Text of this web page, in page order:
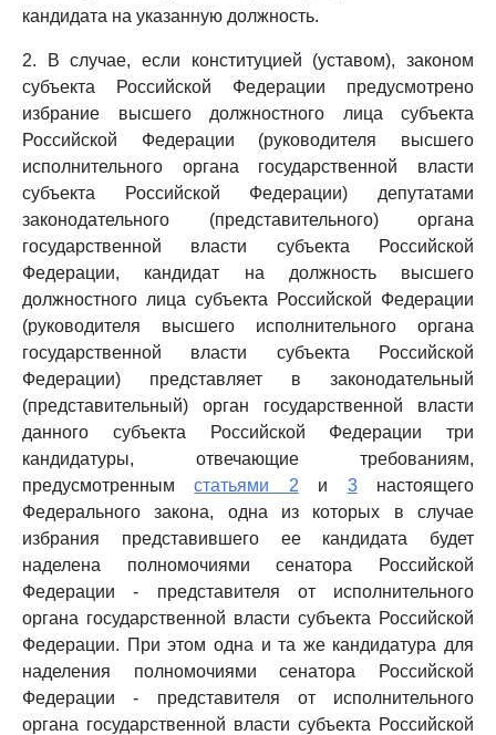
кандидата на указанную должность.
2. В случае, если конституцией (уставом), законом
субъекта Российской Федерации предусмотрено
избрание высшего должностного лица субъекта
Российской Федерации (руководителя высшего
исполнительного органа государственной власти
субъекта Российской Федерации) депутатами
законодательного (представительного) органа
государственной власти субъекта Российской
Федерации, кандидат на должность высшего
должностного лица субъекта Российской Федерации
(руководителя высшего исполнительного органа
государственной власти субъекта Российской
Федерации) представляет в законодательный
(представительный) орган государственной власти
данного субъекта Российской Федерации три
кандидатуры, отвечающие требованиям,
предусмотреннымстатьями 2 и 3настоящего
Федерального закона, одна из которых в случае
избрания представившего ее кандидата будет
наделена полномочиями сенатора Российской
Федерации - представителя от исполнительного
органа государственной власти субъекта Российской
Федерации. При этом одна и та же кандидатура для
наделения полномочиями сенатора Российской
Федерации - представителя от исполнительного
органа государственной власти субъекта Российской